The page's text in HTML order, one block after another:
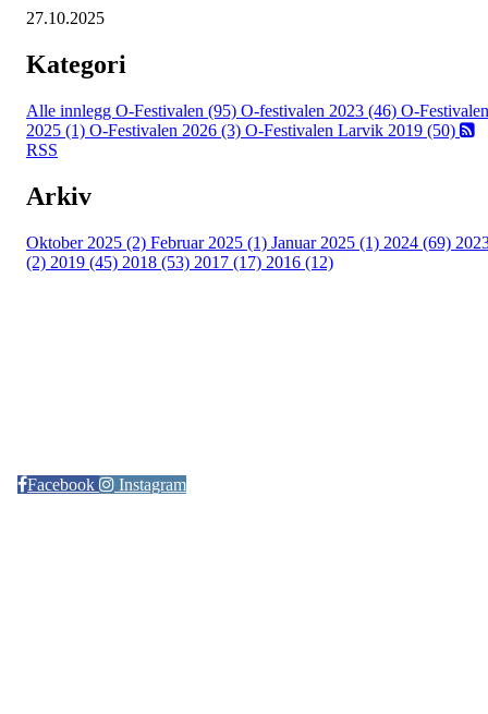
27.10.2025
Kategori
Alle innlegg O-Festivalen (95) O-festivalen 2023 (46) O-Festivalen
2025 (1) O-Festivalen 2026 (3) O-Festivalen Larvik 2019 (50)
RSS
Arkiv
Oktober 2025 (2) Februar 2025 (1) Januar 2025 (1) 2024 (69)
(2) 2019 (45) 2018 (53) 2017 (17) 2016 (12)
Facebook Instagram